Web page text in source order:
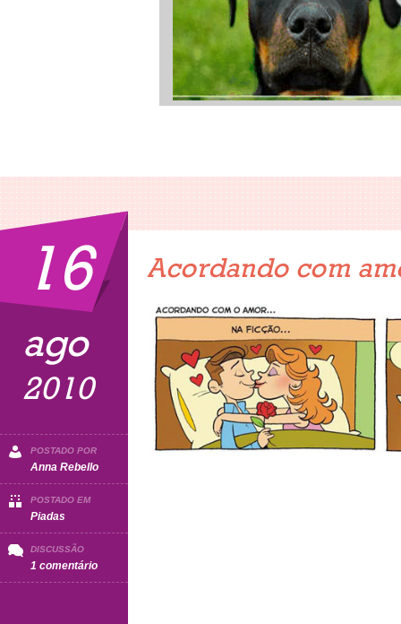
16
ago
2010
POSTADO POR
Anna Rebello
POSTADO EM
Piadas
DISCUSSÃO
1 comentárioem
Acordando
Acordando com